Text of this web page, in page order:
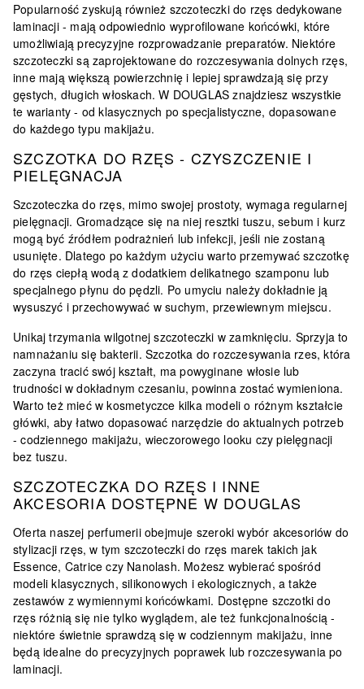
Popularność zyskują również szczoteczki do rzęs dedykowane
laminacji- mają odpowiednio wyprofilowane końcówki, które
umożliwiają precyzyjne rozprowadzanie preparatów. Niektóre
szczoteczki są zaprojektowane do rozczesywania dolnych rzęs,
inne mają większą powierzchnię i lepiej sprawdzają się przy
gęstych, długich włoskach. W DOUGLAS znajdziesz wszystkie
te warianty - od klasycznych po specjalistyczne, dopasowane
do każdego typu makijażu.
SZCZOTKA DO RZĘS - CZYSZCZENIE I
PIELĘGNACJA
Szczoteczka do rzęs, mimo swojej prostoty, wymaga regularnej
pielęgnacji. Gromadzące się na niej resztki tuszu, sebum i kurz
mogą być źródłem podrażnień lub infekcji, jeśli nie zostaną
usunięte. Dlatego po każdym użyciu warto przemywać szczotkę
do rzęs ciepłą wodą z dodatkiem delikatnego szamponu lub
specjalnego płynu do pędzli. Po umyciu należy dokładnie ją
wysuszyć i przechowywać w suchym, przewiewnym miejscu.
Unikaj trzymania wilgotnej szczoteczki w zamknięciu. Sprzyja to
namnażaniu się bakterii. Szczotka do rozczesywania rzes, która
zaczyna tracić swój kształt, ma powyginane włosie lub
trudności w dokładnym czesaniu,powinna zostać wymieniona.
Warto też mieć w kosmetyczce kilka modeli o różnym kształcie
główki, aby łatwo dopasować narzędzie do aktualnych potrzeb
- codziennego makijażu, wieczorowego looku czy pielęgnacji
bez tuszu.
SZCZOTECZKA DO RZĘS I INNE
AKCESORIA DOSTĘPNE W DOUGLAS
Oferta naszej perfumerii obejmuje szeroki wybór akcesoriów do
stylizacji rzęs, w tym szczoteczki do rzęs marek takich jak
Essence, Catrice czy Nanolash. Możesz wybierać spośród
modeli klasycznych, silikonowych i ekologicznych, a także
zestawów z wymiennymi końcówkami. Dostępne szczotki do
rzęs różnią się nie tylko wyglądem, ale też funkcjonalnością -
niektóre świetnie sprawdzą się w codziennym makijażu, inne
będą idealne do precyzyjnych poprawek lub rozczesywania po
laminacji.